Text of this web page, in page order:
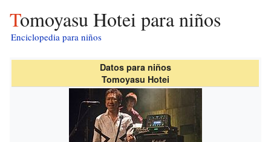
Tomoyasu Hotei para niños
Enciclopedia para niños
Datos para niños
Tomoyasu Hotei